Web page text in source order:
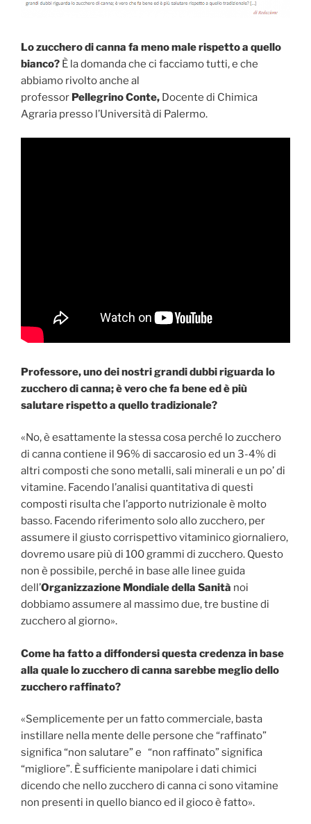
Lo zucchero di canna fa meno male rispetto a quello
bianco? È la domanda che ci facciamo tutti, e che
abbiamo rivolto anche al
professor Pellegrino Conte, Docente di Chimica
Agraria presso l’Università di Palermo.
Professore, uno dei nostri grandi dubbi riguarda lo
zucchero di canna; è vero che fa bene ed è più
salutare rispetto a quello tradizionale?
«No, è esattamente la stessa cosa perché lo zucchero
di canna contiene il 96% di saccarosio ed un 3-4% di
altri composti che sono metalli, sali minerali e un po’ di
vitamine. Facendo l’analisi quantitativa di questi
composti risulta che l’apporto nutrizionale è molto
basso. Facendo riferimento solo allo zucchero, per
assumere il giusto corrispettivo vitaminico giornaliero,
dovremo usare più di 100 grammi di zucchero. Questo
non è possibile, perché in base alle linee guida
dell’Organizzazione Mondiale della Sanità noi
dobbiamo assumere al massimo due, tre bustine di
zucchero al giorno».
Come ha fatto a diffondersi questa credenza in base
alla quale lo zucchero di canna sarebbe meglio dello
zucchero raffinato?
«Semplicemente per un fatto commerciale, basta
instillare nella mente delle persone che “raffinato”
significa “non salutare” e “non raffinato” significa
“migliore”. È sufficiente manipolare i dati chimici
dicendo che nello zucchero di canna ci sono vitamine
non presenti in quello bianco ed il gioco è fatto».